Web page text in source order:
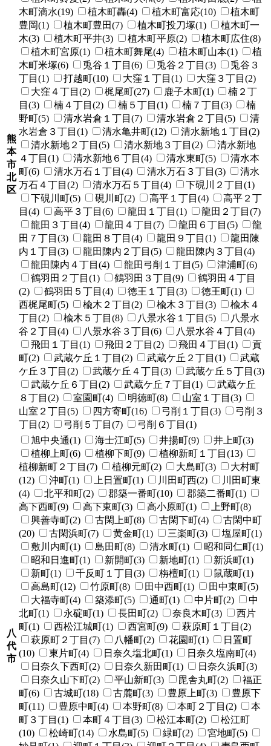
熊
本
市
北
区
木町滴水(19)
植木町轟(4) 植木町富応(10)
植木町
豊岡(1)
植木町豊田(7) 植木町投刀塚(1)
植木町一
木(3)
植木町平井(3) 植木町平原(2)
植木町広住(8)
植木町宮原(1)
植木町舞尾(4) 植木町山本(1)
植
木町米塚(6)
兎谷１丁目(6) 兎谷２丁目(3)
兎谷３
丁目(1)
打越町(10) 大窪１丁目(1)
大窪３丁目(2)
大窪４丁目(2)
梶尾町(27) 鹿子木町(1)
楠２丁
目(3)
楠４丁目(2) 楠５丁目(1) 楠７丁目(3)
楠
野町(5)
清水岩倉１丁目(7) 清水岩倉２丁目(5)
清
水岩倉３丁目(1)
清水亀井町(12)
清水新地１丁目(2)
清水新地２丁目(5)
清水新地３丁目(2)
清水新地
４丁目(1)
清水新地６丁目(4) 清水東町(5)
清水本
町(6)
清水万石１丁目(4) 清水万石３丁目(3)
清水
万石４丁目(2)
清水万石５丁目(4)
下硯川２丁目(1)
下硯川町(5)
硯川町(2) 高平１丁目(4)
高平２丁
目(4)
高平３丁目(6) 龍田１丁目(1)
龍田２丁目(7)
龍田３丁目(4)
龍田４丁目(7) 龍田６丁目(5)
龍
田７丁目(3)
龍田８丁目(4) 龍田９丁目(1)
龍田陳
内１丁目(3)
龍田陳内２丁目(5)
龍田陳内３丁目(4)
龍田陳内４丁目(4)
龍田弓削１丁目(5)
津浦町(6)
鶴羽田２丁目(1)
鶴羽田３丁目(9)
鶴羽田４丁目
(2)
鶴羽田５丁目(4) 徳王１丁目(3)
徳王町(1)
西梶尾町(5)
楡木２丁目(2) 楡木３丁目(3)
楡木４
丁目(2)
楡木５丁目(8) 八景水谷１丁目(5)
八景水
谷２丁目(4)
八景水谷３丁目(6)
八景水谷４丁目(4)
飛田１丁目(1)
飛田２丁目(2) 飛田４丁目(1)
貢
町(2)
武蔵ケ丘１丁目(2) 武蔵ケ丘２丁目(1)
武蔵
ケ丘３丁目(2)
武蔵ケ丘４丁目(3)
武蔵ケ丘５丁目(3)
武蔵ケ丘６丁目(2)
武蔵ケ丘７丁目(1)
武蔵ケ丘
８丁目(2)
室園町(4) 明徳町(8)
山室１丁目(3)
山室２丁目(5)
四方寄町(16) 弓削１丁目(3)
弓削３
丁目(2)
弓削５丁目(7) 弓削６丁目(1)
八
代
市
旭中央通(1) 海士江町(5) 井揚町(9)
井上町(3)
植柳上町(6)
植柳下町(9)
植柳新町１丁目(13)
植柳新町２丁目(7)
植柳元町(2) 大島町(3)
大村町
(12)
沖町(1) 上日置町(1) 川田町西(2)
川田町東
(4)
北平和町(2) 郡築一番町(10)
郡築二番町(1)
高下西町(9)
高下東町(3) 高小原町(1)
上野町(8)
興善寺町(2)
古閑上町(8) 古閑下町(4)
古閑中町
(20)
古閑浜町(7) 黄金町(1) 三楽町(3)
塩屋町(1)
敷川内町(1)
島田町(8) 清水町(1)
昭和同仁町(1)
昭和日進町(1)
新開町(3) 新地町(1)
新浜町(1)
新町(1)
千反町１丁目(3) 栴檀町(1)
鼠蔵町(1)
高島町(12)
竹原町(8) 田中西町(1)
田中東町(5)
大福寺町(4)
築添町(5) 通町(1) 中片町(2)
中
北町(1)
永碇町(1) 長田町(2) 奈良木町(3)
西片
町(1)
西松江城町(1) 西宮町(9)
萩原町１丁目(2)
萩原町２丁目(7)
八幡町(2) 花園町(1)
日置町
(10)
東片町(4) 日奈久塩北町(1)
日奈久塩南町(4)
日奈久下西町(2)
日奈久新田町(1)
日奈久浜町(3)
日奈久山下町(2)
平山新町(3) 毘舎丸町(2)
福正
町(6)
古城町(18) 古麓町(3) 豊原上町(3)
豊原下
町(11)
豊原中町(4) 本野町(8) 本町２丁目(2)
本
町３丁目(1)
本町４丁目(3) 松江本町(2)
松江町
(10)
松崎町(14) 水島町(5) 緑町(2)
宮地町(5)